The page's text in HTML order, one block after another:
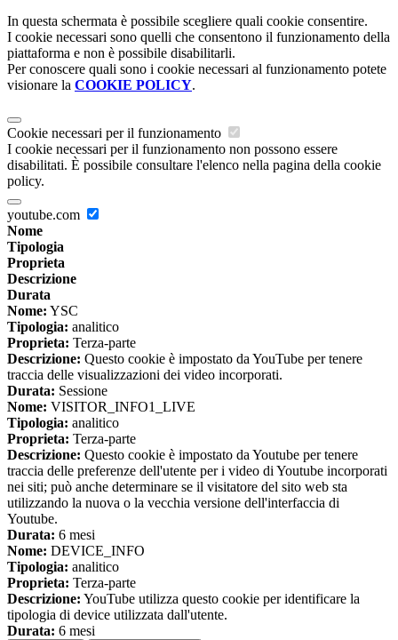
In questa schermata è possibile scegliere quali cookie consentire.
I cookie necessari sono quelli che consentono il funzionamento della
piattaforma e non è possibile disabilitarli.
Per conoscere quali sono i cookie necessari al funzionamento potete
visionare la COOKIE POLICY.
Cookie necessari per il funzionamento
I cookie necessari per il funzionamento non possono essere
disabilitati. È possibile consultare l'elenco nella pagina della cookie
policy.
youtube.com
Nome
Tipologia
Proprieta
Descrizione
Durata
Nome: YSC
Tipologia: analitico
Proprieta: Terza-parte
Descrizione: Questo cookie è impostato da YouTube per tenere
traccia delle visualizzazioni dei video incorporati.
Durata: Sessione
Nome: VISITOR_INFO1_LIVE
Tipologia: analitico
Proprieta: Terza-parte
Descrizione: Questo cookie è impostato da Youtube per tenere
traccia delle preferenze dell'utente per i video di Youtube incorporati
nei siti; può anche determinare se il visitatore del sito web sta
utilizzando la nuova o la vecchia versione dell'interfaccia di
Youtube.
Durata: 6 mesi
Nome: DEVICE_INFO
Tipologia: analitico
Proprieta: Terza-parte
Descrizione: YouTube utilizza questo cookie per identificare la
tipologia di device utilizzata dall'utente.
Durata: 6 mesi